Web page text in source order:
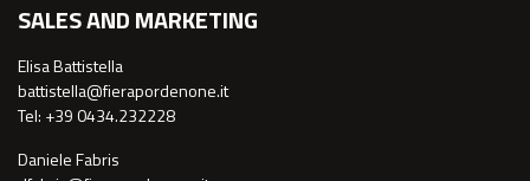
SALES AND MARKETING
Elisa Battistella
battistella@fierapordenone.it
Tel: +39 0434.232228
Daniele Fabris